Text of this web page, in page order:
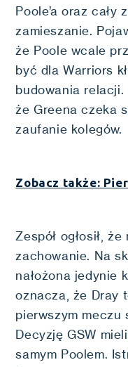
Poole’a oraz cały
zamieszanie.
że Poole wcale
być dla Warriors
budowania relacji.
że Greena czeka
zaufanie kolegów.
Zobacz także:
Zespół ogłosił,
zachowanie. Na
nałożona jedynie
oznacza, że Dray
pierwszym meczu
Decyzję GSW
samym Poolem.